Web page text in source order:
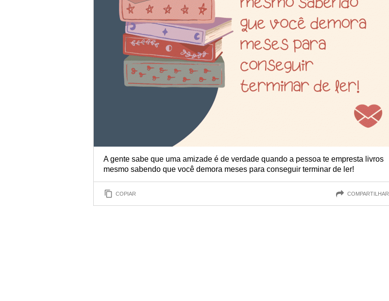
A gente sabe que uma amizade é de verdade quando a pessoa te empresta livros
mesmo sabendo que você demora meses para conseguir terminar de ler!
COPIAR COMPARTILHAR